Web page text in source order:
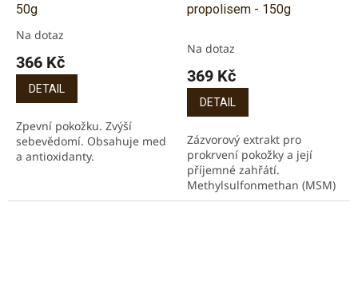
50g
Průměrné
produktu
5,0
5
hvězdiček.
Na dotaz
366 Kč
DETAIL
Zpevní pokožku. Zvýší
sebevědomí. Obsahuje med
a antioxidanty.
propolisem - 150g
Na dotaz
369 Kč
DETAIL
Zázvorový extrakt pro
prokrvení pokožky a její
příjemné zahřátí.
Methylsulfonmethan (MSM)
pro snížení bolestivosti,